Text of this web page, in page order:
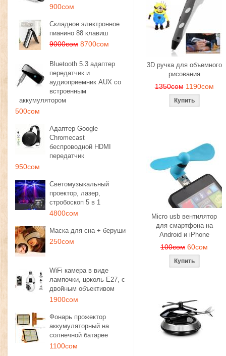
900сом
Складное электронное
пианино 88 клавиш
9000сом 8700сом
Bluetooth 5.3 адаптер
передатчик и
аудиоприемник AUX со
встроенным
аккумулятором
500сом
Адаптер Google
Chromecast
беспроводной HDMI
передатчик
950сом
Светомузыкальный
проектор, лазер,
стробоскоп 5 в 1
4800сом
Маска для сна + беруши
250сом
WiFi камера в виде
лампочки, цоколь E27, с
двойным объективом
1900сом
Фонарь прожектор
аккумуляторный на
солнечной батарее
1100сом
3D ручка для объемного
рисования
1350сом 1190сом
Micro usb вентилятор
для смартфона на
Android и iPhone
100сом 60сом